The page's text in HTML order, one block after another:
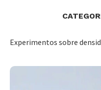
Experimentos sobre